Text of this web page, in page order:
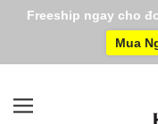
Freeship ngay cho
Mua